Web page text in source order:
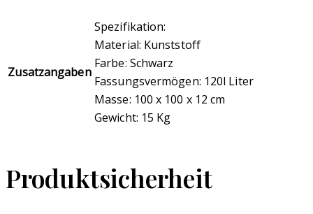
Zusatzangaben
Spezifikation:
Material: Kunststoff
Farbe: Schwarz
Fassungsvermögen: 120l Liter
Masse: 100 x 100 x 12 cm
Gewicht: 15 Kg
Produktsicherheit